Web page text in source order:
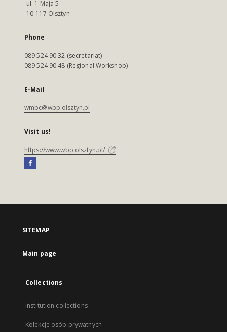
ul. 1 Maja 5
10-117 Olsztyn
Phone
089 524 90 32 (secretariat)
089 524 90 48 (Regional Workshop)
E-Mail
wmbc@wbp.olsztyn.pl
Visit us!
https://www.wbp.olsztyn.pl/
SITEMAP
Main page
Collections
Institution collections
Kolekcje osób prywatnych